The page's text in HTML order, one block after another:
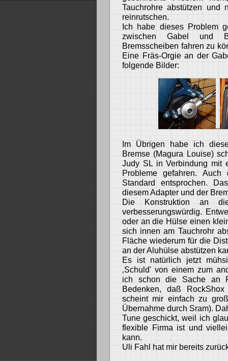
Tauchrohre abstützen und
reinrutschen.
Ich habe dieses Problem
zwischen Gabel und
Bremsscheiben fahren zu
Eine Fräs-Orgie an der
folgende Bilder:
..
Im Übrigen habe ich
Bremse (Magura Louise)
Judy SL in Verbindung mit
Probleme gefahren.
Standard entsprochen.
diesem Adapter und der
Die Konstruktion an
verbesserungswürdig.
oder an die Hülse einen
sich innen am Tauchrohr
Fläche wiederum für die
an der Aluhülse abstützen
Es ist natürlich jetzt
‚Schuld' von einem zum
ich schon die Sache an
Bedenken, daß
scheint mir einfach zu
Übernahme durch Sram).
Tune geschickt, weil ich
flexible Firma ist und
kann.
Uli Fahl hat mir bereits